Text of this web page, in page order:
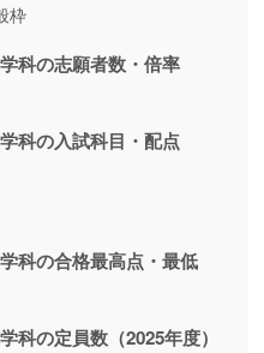
枠
科の志願者数・倍率
科の入試科目・配点
科の合格最高点・最低
科の定員数（2025年度）